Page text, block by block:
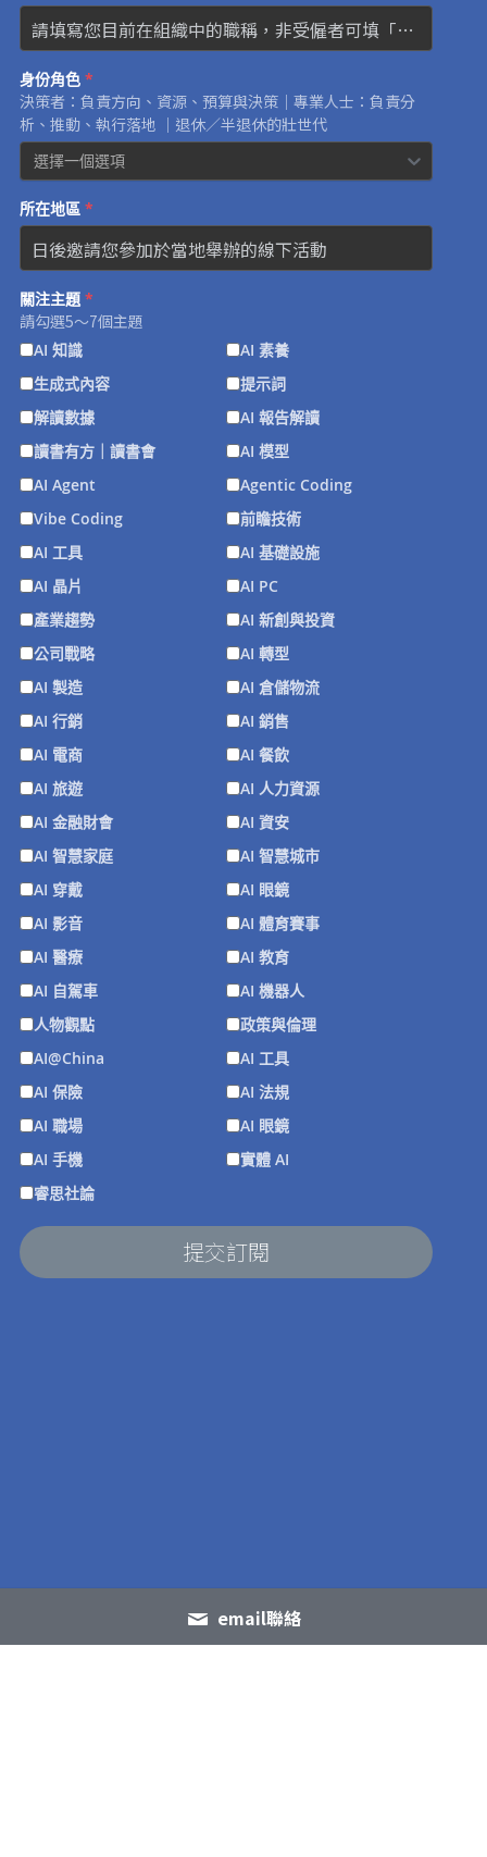
身份角色*
決策者：負責方向、資源、預算與決策｜專業人士：負責分
析、推動、執行落地 ｜退休／半退休的壯世代
選擇一個選項
所在地區*
關注主題*
請勾選5～7個主題
AI 知識
AI 素養
生成式內容
提示詞
解讀數據
AI 報告解讀
讀書有方｜讀書會
AI 模型
AI Agent
Agentic Coding
Vibe Coding
前瞻技術
AI 工具
AI 基礎設施
AI 晶片
AI PC
產業趨勢
AI 新創與投資
公司戰略
AI 轉型
AI 製造
AI 倉儲物流
AI 行銷
AI 銷售
AI 電商
AI 餐飲
AI 旅遊
AI 人力資源
AI 金融財會
AI 資安
AI 智慧家庭
AI 智慧城市
AI 穿戴
AI 眼鏡
AI 影音
AI 體育賽事
AI 醫療
AI 教育
AI 自駕車
AI 機器人
人物觀點
政策與倫理
AI@China
AI 工具
AI 保險
AI 法規
AI 職場
AI 眼鏡
AI 手機
實體 AI
睿思社論
提交訂閱
email聯絡